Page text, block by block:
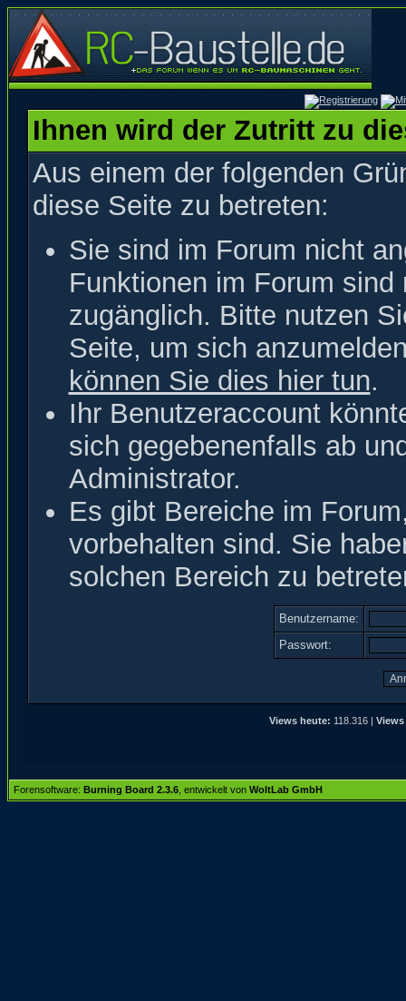
Ihnen wird der Zutritt zu
Aus einem der folgenden
diese Seite zu betreten:
Sie sind im Forum nicht
Funktionen im Forum
zugänglich. Bitte nutzen
Seite, um sich
können Sie dies hier tun.
Ihr Benutzeraccount
sich gegebenenfalls ab
Administrator.
Es gibt Bereiche im
vorbehalten sind. Sie
solchen Bereich zu
Benutzername:
Passwort:
Views heute: 118.316 |
Forensoftware: Burning Board 2.3.6 , entwickelt von WoltLab GmbH